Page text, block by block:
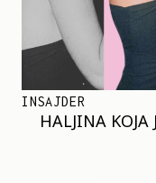
INSAJDER
HALJINA KOJA